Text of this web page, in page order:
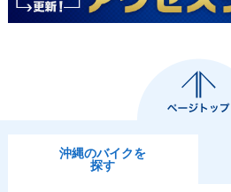
沖縄のバイクを
探す